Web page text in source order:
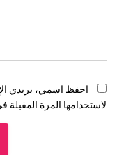
احفظ اسمي، بريدي
لاستخدامها المرة المقبلة